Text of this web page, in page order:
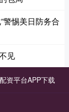
警惕美日防务合
见
配资平台APP下载